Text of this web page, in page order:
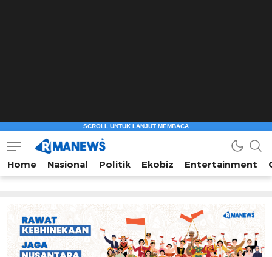
Home Nasional Politik Ekobiz Entertainment